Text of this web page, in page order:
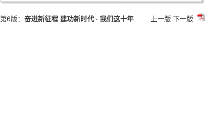
第6版： 奋进新征程 建功新时代 · 我们这十年 上一版 下一版